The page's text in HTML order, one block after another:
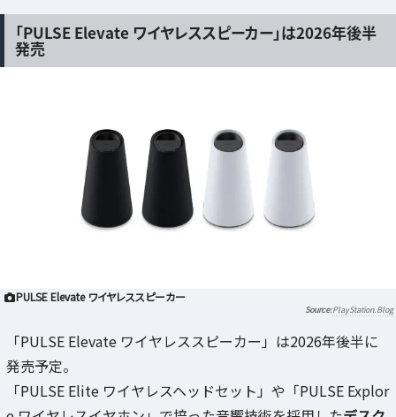
「PULSE Elevate ワイヤレススピーカー」は2026年後半
発売
PULSE Elevate ワイヤレススピーカー
PlayStation.Blog
「PULSE Elevate ワイヤレススピーカー」は2026年後半に
発売予定。
「PULSE Elite ワイヤレスヘッドセット」や「PULSE Explor